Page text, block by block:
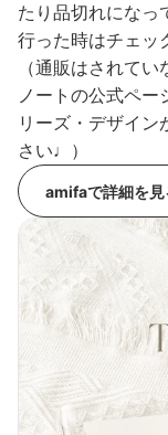
たり品切れになっ
行った時はチェッ
（通販はされて
ノートの公式ペー
リーズ・デザイ
さい♩）
amifaで詳細を見